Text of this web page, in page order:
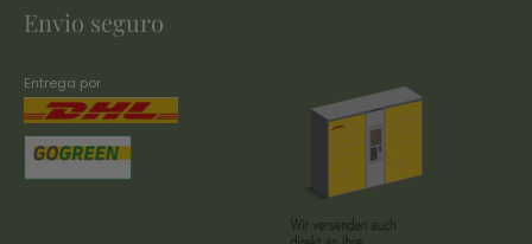
Envio seguro
Entrega por